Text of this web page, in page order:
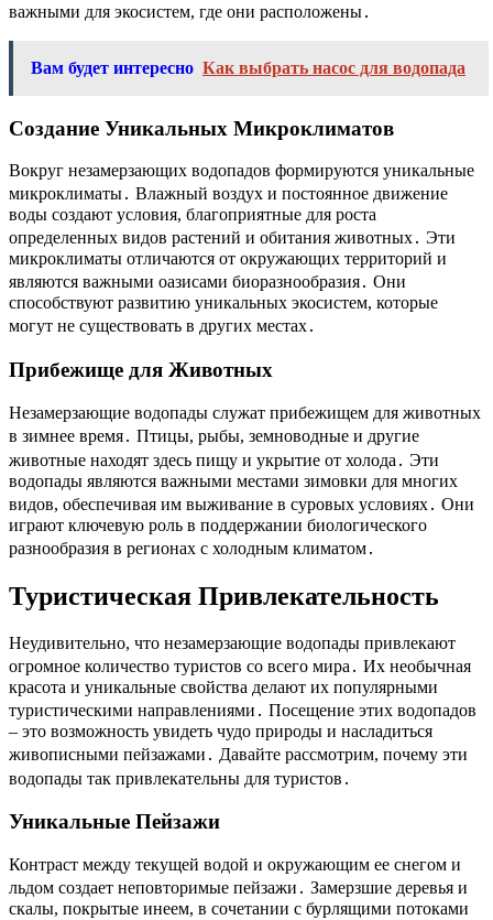
важными для экосистем, где они расположены․
Вам будет интересно Как выбрать насос для водопада
Создание Уникальных Микроклиматов
Вокруг незамерзающих водопадов формируются уникальные
микроклиматы․ Влажный воздух и постоянное движение
воды создают условия, благоприятные для роста
определенных видов растений и обитания животных․ Эти
микроклиматы отличаются от окружающих территорий и
являются важными оазисами биоразнообразия․ Они
способствуют развитию уникальных экосистем, которые
могут не существовать в других местах․
Прибежище для Животных
Незамерзающие водопады служат прибежищем для животных
в зимнее время․ Птицы, рыбы, земноводные и другие
животные находят здесь пищу и укрытие от холода․ Эти
водопады являются важными местами зимовки для многих
видов, обеспечивая им выживание в суровых условиях․ Они
играют ключевую роль в поддержании биологического
разнообразия в регионах с холодным климатом․
Туристическая Привлекательность
Неудивительно, что незамерзающие водопады привлекают
огромное количество туристов со всего мира․ Их необычная
красота и уникальные свойства делают их популярными
туристическими направлениями․ Посещение этих водопадов
– это возможность увидеть чудо природы и насладиться
живописными пейзажами․ Давайте рассмотрим, почему эти
водопады так привлекательны для туристов․
Уникальные Пейзажи
Контраст между текущей водой и окружающим ее снегом и
льдом создает неповторимые пейзажи․ Замерзшие деревья и
скалы, покрытые инеем, в сочетании с бурлящими потоками